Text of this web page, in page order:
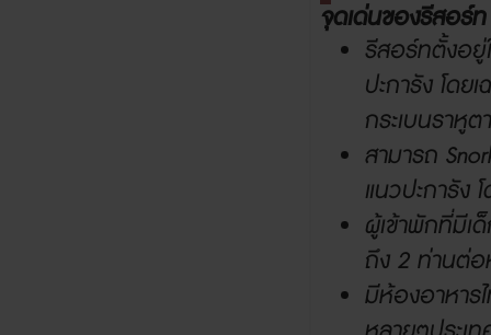
จุดเด่นของรีสอร์ท
รีสอร์ทตั้งอ
ปะการัง โดย
กระเบนราหู
สามารถ
แนวปะการัง
ผู้เข้าพักที่มีเ
ถึง 2 ท่านต่
มีห้องอาหาร